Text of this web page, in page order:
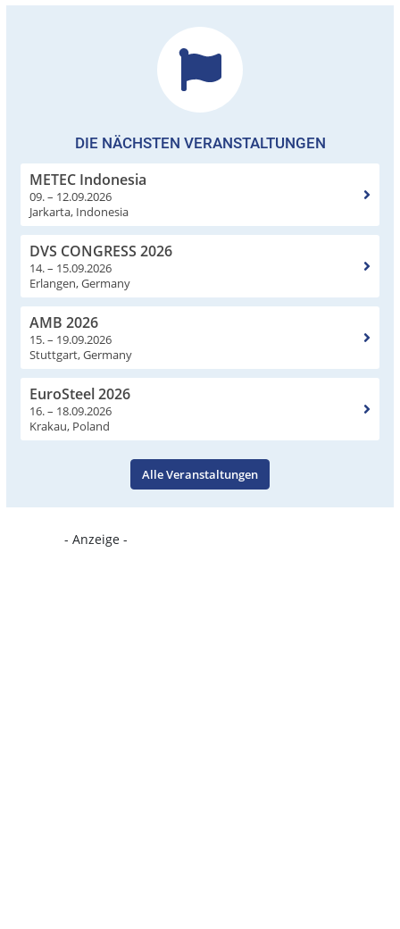
DIE NÄCHSTEN VERANSTALTUNGEN
METEC Indonesia
09. – 12.09.2026
Jarkarta, Indonesia
DVS CONGRESS 2026
14. – 15.09.2026
Erlangen, Germany
AMB 2026
15. – 19.09.2026
Stuttgart, Germany
EuroSteel 2026
16. – 18.09.2026
Krakau, Poland
Alle Veranstaltungen
- Anzeige -